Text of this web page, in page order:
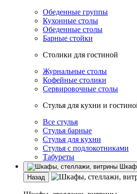
Обеденные группы
Кухонные столы
Обеденные столы
Барные стойки
Столики для гостиной
Журнальные столы
Кофейные столики
Сервировочные столы
Стулья для кухни и
Все стулья
Стулья барные
Стулья для кухни
Стулья с подлокотниками
Табуреты
Назад